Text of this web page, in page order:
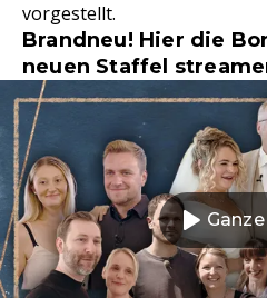
vorgestellt.
Brandneu! Hier die
neuen Staffel